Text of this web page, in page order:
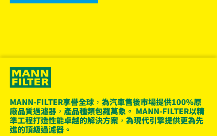
MANN-FILTER享譽全球，為汽車售後市場提供100%原
廠品質過濾器，產品種類包羅萬象。 MANN-FILTER以精
準工程打造性能卓越的解決方案，為現代引擎提供更為先
進的頂級過濾器。